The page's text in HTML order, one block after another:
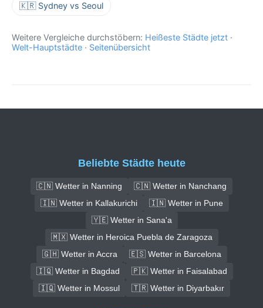
🇰🇷 Sydney vs Seoul
Weitere Vergleiche durchstöbern: Heißeste Städte jetzt ·
Welt-Hauptstädte · Seitenübersicht
Beliebte Städte heute
🇨🇳 Wetter in Nanning
🇨🇳 Wetter in Nanchang
🇮🇳 Wetter in Kallakurichi
🇮🇳 Wetter in Pune
🇾🇪 Wetter in Sana'a
🇲🇽 Wetter in Heroica Puebla de Zaragoza
🇬🇭 Wetter in Accra
🇪🇸 Wetter in Barcelona
🇮🇶 Wetter in Bagdad
🇵🇰 Wetter in Faisalabad
🇮🇶 Wetter in Mossul
🇹🇷 Wetter in Diyarbakır